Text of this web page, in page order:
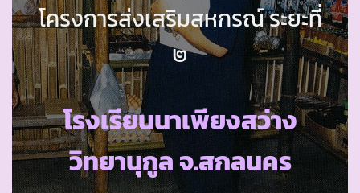
โครงการส่งเสริมสหกรณ์ ระยะที่
๒
โรงเรียนนาเพียงสว่าง
วิทยานุกูล จ.สกลนคร